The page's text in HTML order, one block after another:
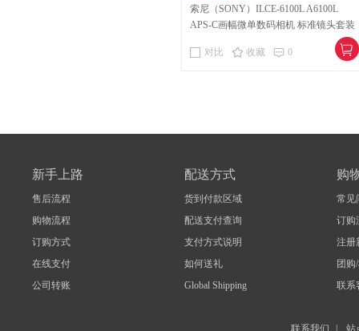
索尼（SONY）ILCE-6100L A6100L
APS-C画幅微单数码相机 标准镜头套装
对比
收藏 0
新手上路
售后流程
购物流程
订购方式
在线支付
公司转账
配送方式
货到付款区域
配送支付查询
支付方式说明
如何送礼
Global Shipping
购
常见
订购
注册
团购
联系
联系我们
站